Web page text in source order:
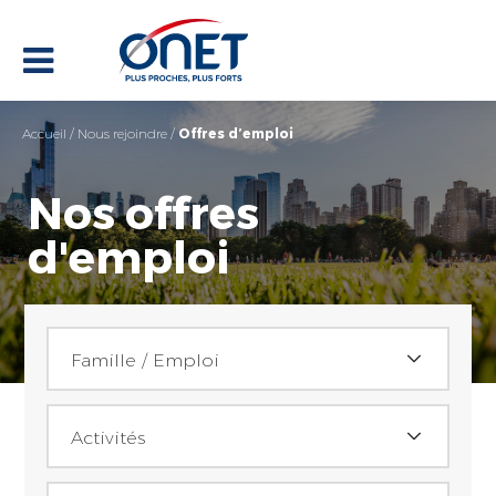
Accueil / Nous rejoindre / Offres d’emploi
Nos offres
d'emploi
Famille / Emploi
Famille / Emploi
Assistant(e) achat (2)
Activités
Activités
Localisation du poste